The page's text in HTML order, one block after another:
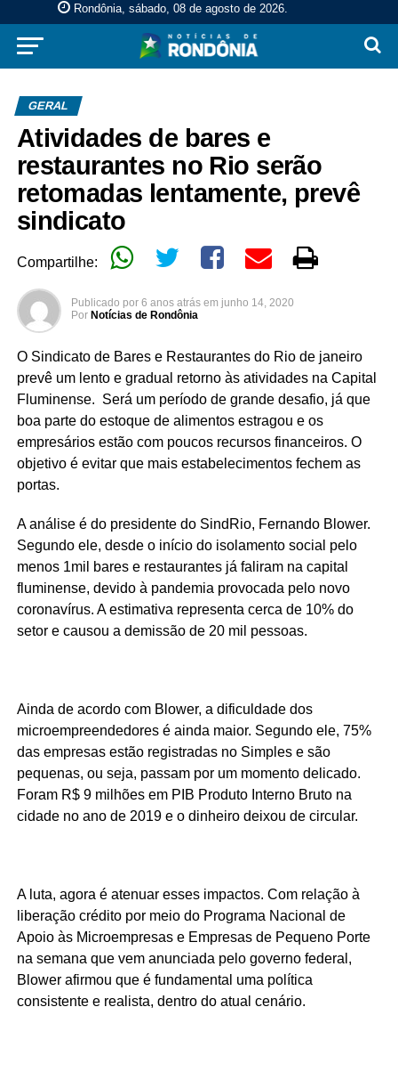
Rondônia, sábado, 08 de agosto de 2026.
GERAL
Atividades de bares e
restaurantes no Rio serão
retomadas lentamente, prevê
sindicato
Compartilhe:
Publicado por 6 anos atrás em junho 14, 2020
Por Notícias de Rondônia
O Sindicato de Bares e Restaurantes do Rio de janeiro
prevê um lento e gradual retorno às atividades na Capital
Fluminense. Será um período de grande desafio, já que
boa parte do estoque de alimentos estragou e os
empresários estão com poucos recursos financeiros. O
objetivo é evitar que mais estabelecimentos fechem as
portas.
A análise é do presidente do SindRio, Fernando Blower.
Segundo ele, desde o início do isolamento social pelo
menos 1mil bares e restaurantes já faliram na capital
fluminense, devido à pandemia provocada pelo novo
coronavírus. A estimativa representa cerca de 10% do
setor e causou a demissão de 20 mil pessoas.
Ainda de acordo com Blower, a dificuldade dos
microempreendedores é ainda maior. Segundo ele, 75%
das empresas estão registradas no Simples e são
pequenas, ou seja, passam por um momento delicado.
Foram R$ 9 milhões em PIB Produto Interno Bruto na
cidade no ano de 2019 e o dinheiro deixou de circular.
A luta, agora é atenuar esses impactos. Com relação à
liberação crédito por meio do Programa Nacional de
Apoio às Microempresas e Empresas de Pequeno Porte
na semana que vem anunciada pelo governo federal,
Blower afirmou que é fundamental uma política
consistente e realista, dentro do atual cenário.